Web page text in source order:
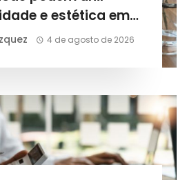
e estética em
arquitetônicos?
4 de agosto de 2026